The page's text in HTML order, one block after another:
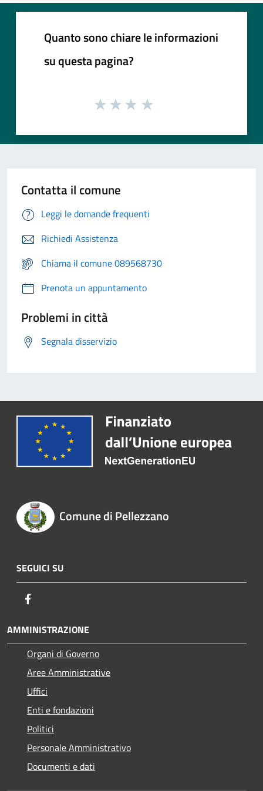
Quanto sono chiare le informazioni
su questa pagina?
Contatta il comune
Leggi le domande frequenti
Richiedi Assistenza
Chiama il comune 089568730
Prenota un appuntamento
Problemi in città
Segnala disservizio
Comune di Pellezzano
SEGUICI SU
AMMINISTRAZIONE
Organi di Governo
Aree Amministrative
Uffici
Enti e fondazioni
Politici
Personale Amministrativo
Documenti e dati